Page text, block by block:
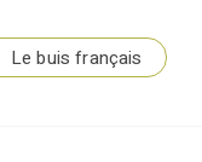
Le buis français